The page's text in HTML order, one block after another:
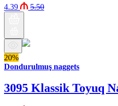
4.39 5.50
20%
Dondurulmuş naggets
3095 Klassik Toyuq